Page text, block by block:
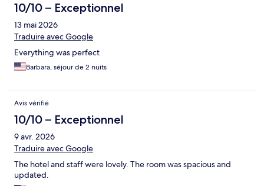
10/10 – Exceptionnel
13 mai 2026
Traduire avec Google
Everything was perfect
Barbara, séjour de 2 nuits
Avis vérifié
10/10 – Exceptionnel
9 avr. 2026
Traduire avec Google
The hotel and staff were lovely. The room was spacious and
updated.